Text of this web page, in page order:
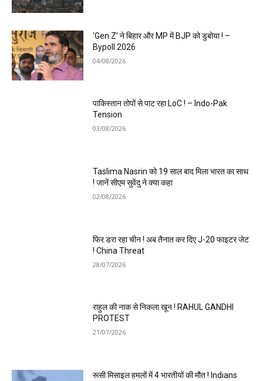
‘Gen Z’ ने बिहार और MP में BJP को डुबोया ! –
Bypoll 2026
04/08/2026
पाकिस्तान तोपों से पाट रहा LoC ! – Indo-Pak
Tension
03/08/2026
Taslima Nasrin को 19 साल बाद मिला भारत का साथ
! जानें सीएम सुवेंदु ने क्या कहा
02/08/2026
फिर डरा रहा चीन ! अब तैनात कर दिए J-20 फाइटर जेट
! China Threat
28/07/2026
राहुल की नाक से निकला खून ! RAHUL GANDHI
PROTEST
21/07/2026
रूसी मिसाइल हमलों में 4 भारतीयों की मौत ! Indians